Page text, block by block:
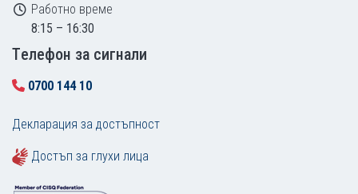
Работно време
8:15 – 16:30
Tелефон за сигнали
0700 144 10
Декларация за достъпност
Достъп за глухи лица